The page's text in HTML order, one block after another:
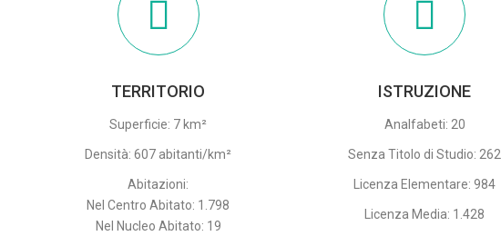
TERRITORIO
Superficie: 7 km²
Densità: 607 abitanti/km²
Abitazioni:
Nel Centro Abitato: 1.798
Nel Nucleo Abitato: 19
ISTRUZIONE
Analfabeti: 20
Senza Titolo di Studio: 262
Licenza Elementare: 984
Licenza Media: 1.428